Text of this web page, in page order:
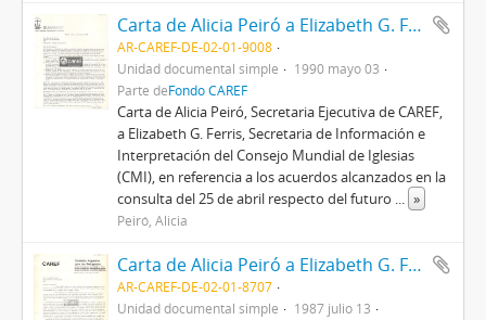
Carta de Alicia Peiró a Elizabeth G. Ferris
AR-CAREF-DE-02-01-9008
Unidad documental simple
1990 mayo 03
Parte deFondo CAREF
Carta de Alicia Peiró, Secretaria Ejecutiva de CAREF,
a Elizabeth G. Ferris, Secretaria de Información e
Interpretación del Consejo Mundial de Iglesias
(CMI), en referencia a los acuerdos alcanzados en la
consulta del 25 de abril respecto del futuro ... »
Peiró, Alicia
Carta de Alicia Peiró a Elizabeth G. Ferris
AR-CAREF-DE-02-01-8707
Unidad documental simple
1987 julio 13